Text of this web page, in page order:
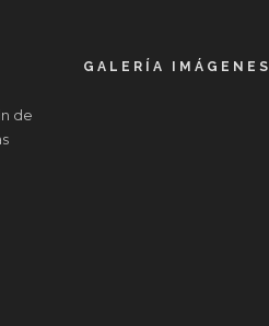
de
GALERÍA IMÁGENES